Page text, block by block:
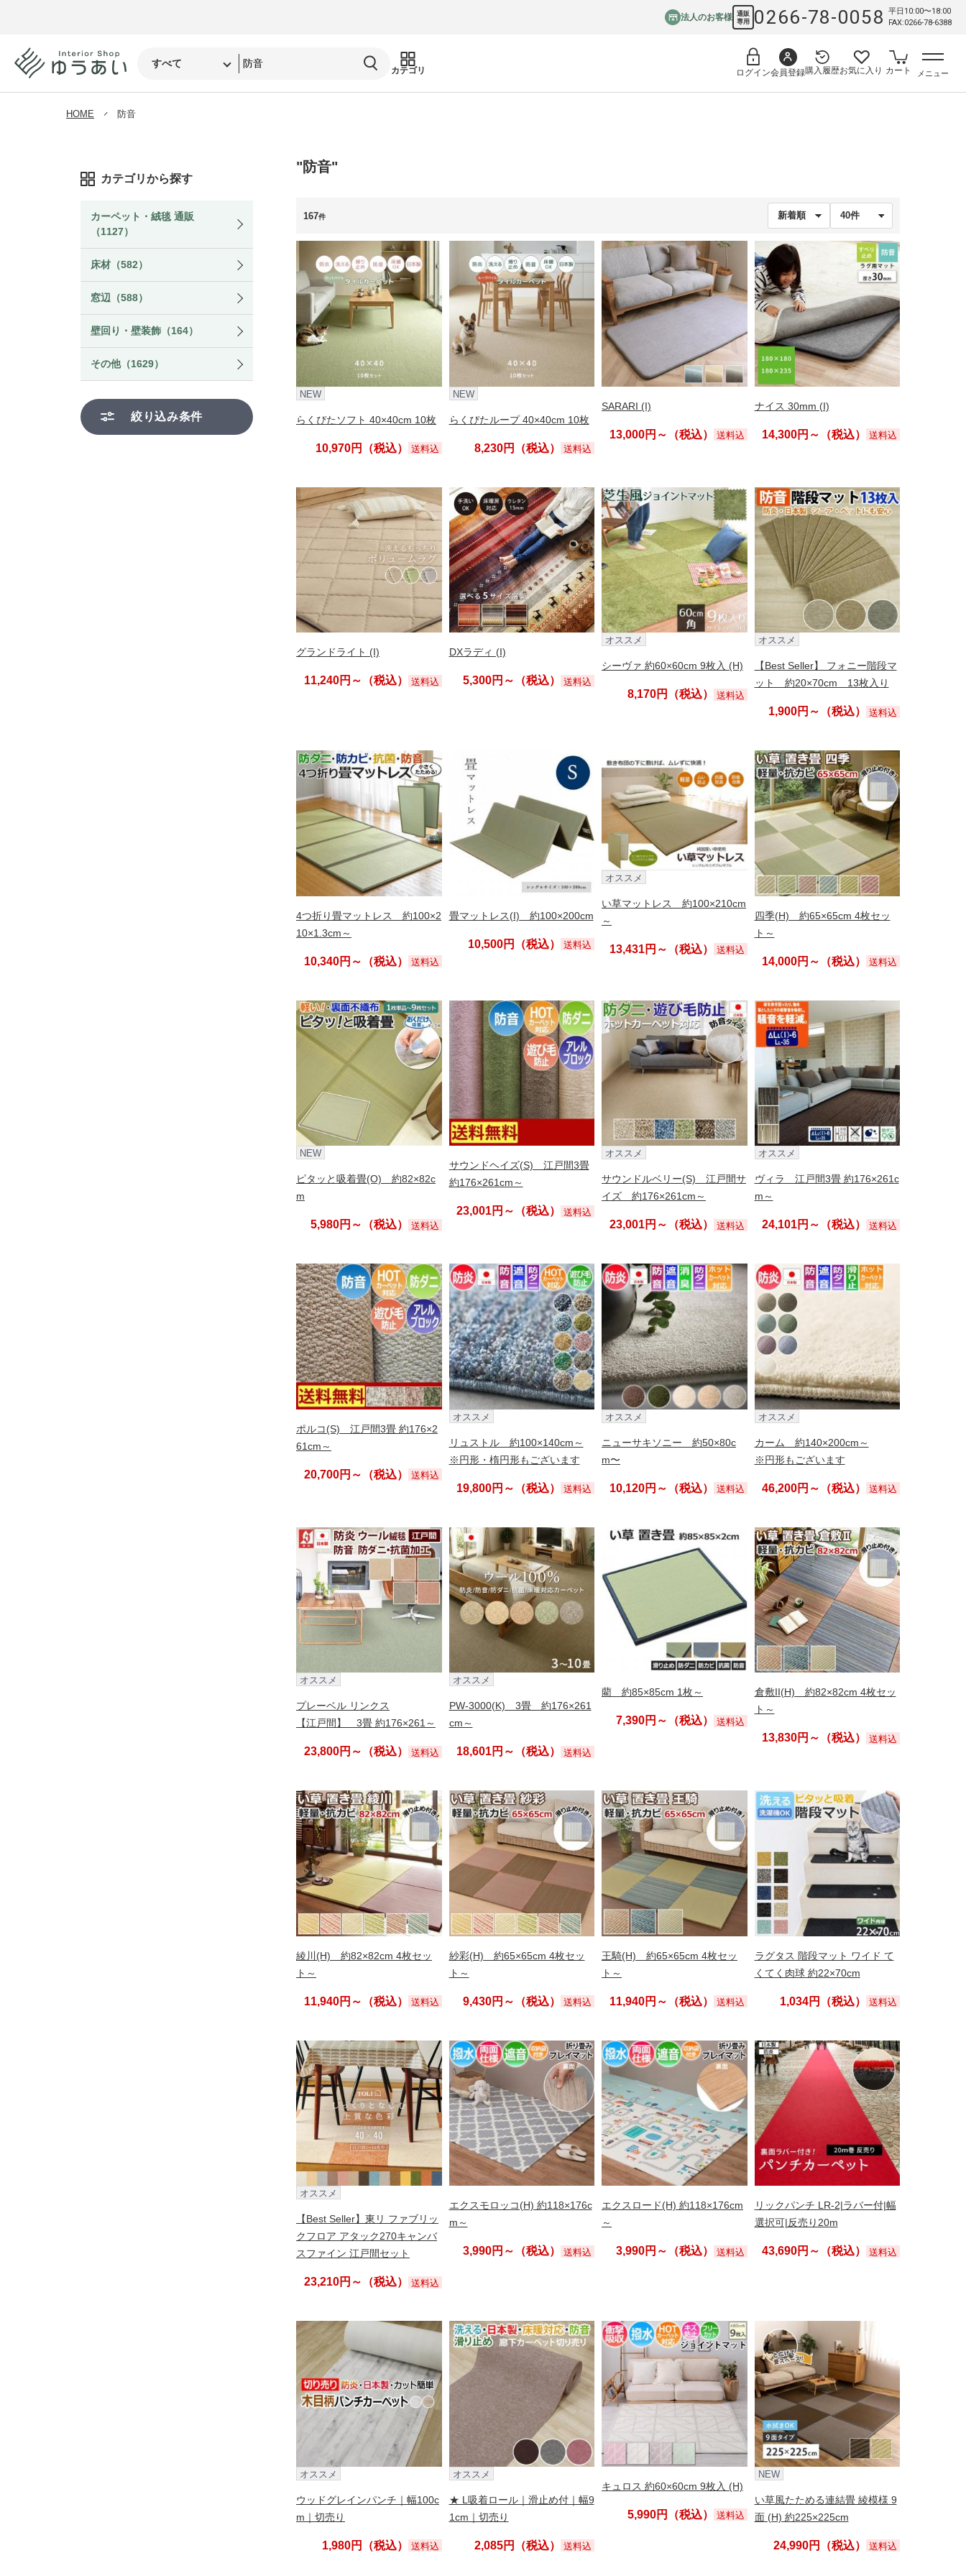
法人のお客様 通販
専用
0266-78-0058
平日10:00〜18:00
FAX:0266-78-6388
カテゴリ ログイン会員登録購入履歴お気に入り カート メニュー
HOME 防音
カテゴリから探す
カーペット・絨毯 通販
（1127）
床材（582）
窓辺（588）
壁回り・壁装飾（164）
その他（1629）
絞り込み条件
"防音"
167件
NEW
らくぴたソフト 40×40cm 10枚
10,970円（税込） 送料込
NEW
らくぴたループ 40×40cm 10枚
8,230円（税込） 送料込
SARARI (I)
13,000円～（税込） 送料込
ナイス 30mm (I)
14,300円～（税込） 送料込
グランドライト (I)
11,240円～（税込） 送料込
DXラディ (I)
5,300円～（税込） 送料込
オススメ
シーヴァ 約60×60cm 9枚入 (H)
8,170円（税込） 送料込
オススメ
【Best Seller】 フォニー階段マ
ット 約20×70cm 13枚入り
1,900円～（税込） 送料込
4つ折り畳マットレス 約100×2
10×1.3cm～
10,340円～（税込） 送料込
畳マットレス(I) 約100×200cm
10,500円（税込） 送料込
オススメ
い草マットレス 約100×210cm
～
13,431円～（税込） 送料込
四季(H) 約65×65cm 4枚セッ
ト～
14,000円～（税込） 送料込
NEW
ピタッと吸着畳(O) 約82×82c
m
5,980円～（税込） 送料込
サウンドヘイズ(S) 江戸間3畳
約176×261cm～
23,001円～（税込） 送料込
オススメ
サウンドルベリー(S) 江戸間サ
イズ 約176×261cm～
23,001円～（税込） 送料込
オススメ
ヴィラ 江戸間3畳 約176×261c
m～
24,101円～（税込） 送料込
ポルコ(S) 江戸間3畳 約176×2
61cm～
20,700円～（税込） 送料込
オススメ
リュストル 約100×140cm～
※円形・楕円形もございます
19,800円～（税込） 送料込
オススメ
ニューサキソニー 約50×80c
m〜
10,120円～（税込） 送料込
オススメ
カーム 約140×200cm～
※円形もございます
46,200円～（税込） 送料込
オススメ
プレーベル リンクス
【江戸間】 3畳 約176×261～
23,800円～（税込） 送料込
オススメ
PW-3000(K) 3畳 約176×261
cm～
18,601円～（税込） 送料込
藺 約85×85cm 1枚～
7,390円～（税込） 送料込
倉敷II(H) 約82×82cm 4枚セッ
ト～
13,830円～（税込） 送料込
綾川(H) 約82×82cm 4枚セッ
ト～
11,940円～（税込） 送料込
紗彩(H) 約65×65cm 4枚セッ
ト～
9,430円～（税込） 送料込
王騎(H) 約65×65cm 4枚セッ
ト～
11,940円～（税込） 送料込
ラグタス 階段マット ワイド て
くてく肉球 約22×70cm
1,034円（税込） 送料込
オススメ
【Best Seller】東リ ファブリッ
クフロア アタック270キャンバ
スファイン 江戸間セット
23,210円～（税込） 送料込
エクスモロッコ(H) 約118×176c
m～
3,990円～（税込） 送料込
エクスロード(H) 約118×176cm
～
3,990円～（税込） 送料込
リックパンチ LR-2|ラバー付|幅
選択可|反売り20m
43,690円～（税込） 送料込
オススメ
ウッドグレインパンチ｜幅100c
m｜切売り
1,980円（税込） 送料込
オススメ
★ L吸着ロール｜滑止め付｜幅9
1cm｜切売り
2,085円（税込） 送料込
キュロス 約60×60cm 9枚入 (H)
5,990円（税込） 送料込
NEW
い草風たためる連結畳 綾模様 9
面 (H) 約225×225cm
24,990円（税込） 送料込